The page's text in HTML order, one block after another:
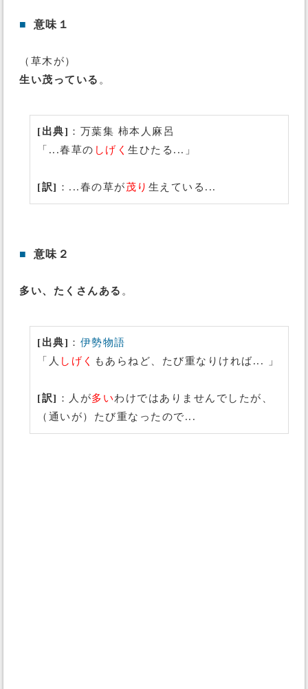
■ 意味１
（草木が）
生い茂っている 。
[出典] ：万葉集 柿本人麻呂
「...春草の しげく 生ひたる...」
[訳] ：...春の草が茂り 生えている...
■ 意味２
多い、たくさんある 。
[出典] ： 伊勢物語
「人 しげく もあらねど、たび重なりければ... 」
[訳] ：人が多いわけではありませんでしたが、
（通いが）たび重なったので...